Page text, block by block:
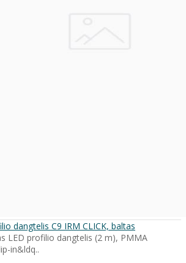
dangtelis C9 IRM CLICK, baltas
LED profilio dangtelis (2 m), PMMA
in&ldq..